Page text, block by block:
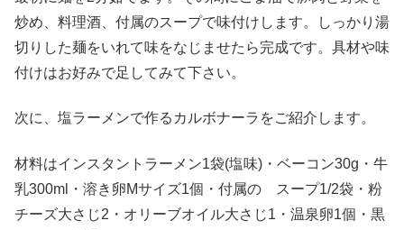
炒め、料理酒、付属のスープで味付けします。しっかり湯
切りした麺をいれて味をなじませたら完成です。具材や味
付けはお好みで足してみて下さい。
次に、塩ラーメンで作るカルボナーラをご紹介します。
材料はインスタントラーメン1袋(塩味)・ベーコン30g・牛
乳300ml・溶き卵Mサイズ1個・付属の スープ1/2袋・粉
チーズ大さじ2・オリーブオイル大さじ1・温泉卵1個・黒